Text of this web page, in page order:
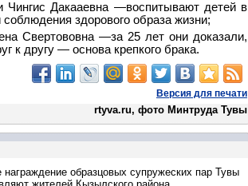
Чингис Дакааевна —воспитывают детей в
здорового образа жизни;
Свертововна —за 25 лет они доказали,
к другу — основа крепкого брака.
Версия для печати
rtyva.ru, фото Минтруда Тувы
образцовых супружеских пар Тувы